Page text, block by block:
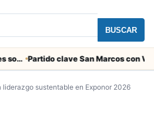
BUSCAR
liderazgo sustentable en Exponor 2026